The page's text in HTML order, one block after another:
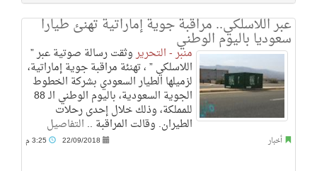
عبر اللاسلكي.. مراقبة جوية إماراتية تهنئ طيارا
سعوديا باليوم الوطني
منبر - التحريروثقت رسالة صوتية عبر ”
اللاسلكي ” ، تهنئة مراقبة جوية إماراتية،
لزميلها الطيار السعودي بشركة الخطوط
الجوية السعودية، باليوم الوطني الـ 88
للمملكة، وذلك خلال إحدى رحلات
الطيران. وقالت المراقبة .. التفاصيل
أخبار 22/09/2018